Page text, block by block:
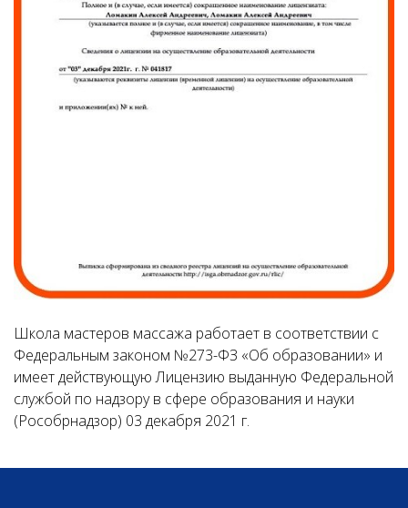
Школа мастеров массажа работает в соответствии с
Федеральным законом №273-ФЗ «Об образовании» и
имеет действующую Лицензию выданную Федеральной
службой по надзору в сфере образования и науки
(Рособрнадзор) 03 декабря 2021 г.